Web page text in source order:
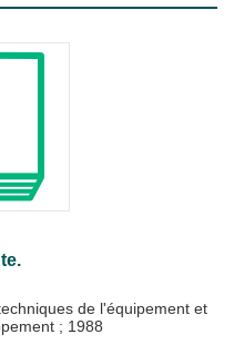
de l'équipement et
; 1988